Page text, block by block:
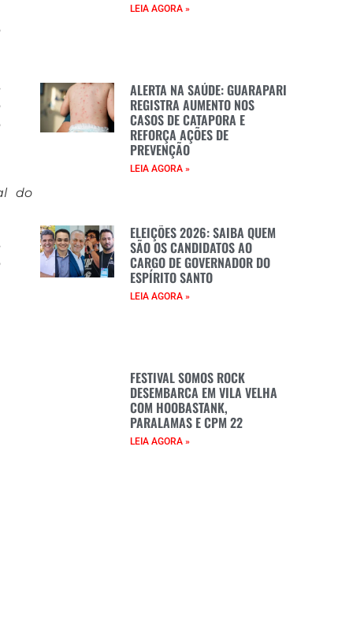
do
LEIA AGORA »
ALERTA NA SAÚDE: GUARAPARI
REGISTRA AUMENTO NOS
CASOS DE CATAPORA E
REFORÇA AÇÕES DE
PREVENÇÃO
LEIA AGORA »
ELEIÇÕES 2026: SAIBA QUEM
SÃO OS CANDIDATOS AO
CARGO DE GOVERNADOR DO
ESPÍRITO SANTO
LEIA AGORA »
FESTIVAL SOMOS ROCK
DESEMBARCA EM VILA VELHA
COM HOOBASTANK,
PARALAMAS E CPM 22
LEIA AGORA »